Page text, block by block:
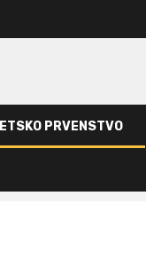
PRVENSTVO